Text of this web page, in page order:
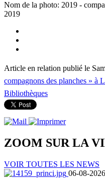
Nom de la photo: 2019 -
2019
Article en relation publié le
compagnons des planches » à
Bibliothèques
ZOOM SUR LA
VOIR TOUTES LES NEWS
06-08-2026